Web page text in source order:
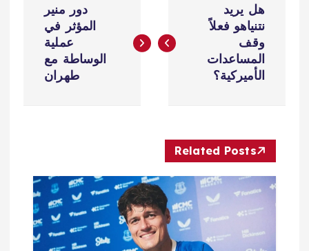
ص
م
هل يريد
نتنياهو فعلاً
وقف
المساعدات
الأميركية؟
دور منير
المؤثر في
عملية
الوساطة مع
طهران
Related Posts